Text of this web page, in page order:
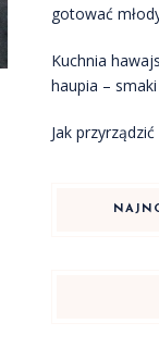
gotować
Kuchnia
haupia –
Jak